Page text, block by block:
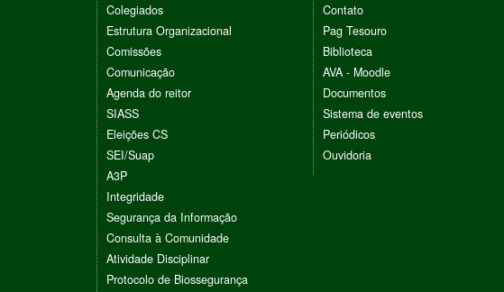
Colegiados
Estrutura Organizacional
Comissões
Comunicação
Agenda do reitor
SIASS
Eleições CS
SEI/Suap
A3P
Integridade
Segurança da Informação
Consulta à Comunidade
Atividade Disciplinar
Protocolo de Biossegurança
Contato
Pag Tesouro
Biblioteca
AVA - Moodle
Documentos
Sistema de eventos
Periódicos
Ouvidoria